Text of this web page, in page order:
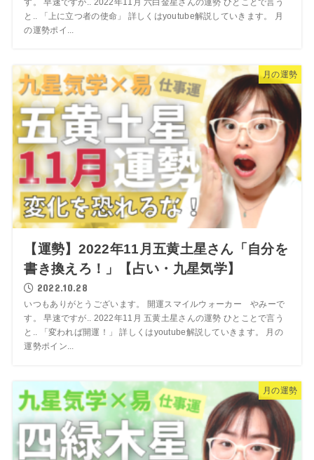
す。 早速ですが.. 2022年11月 六白金星さんの運勢 ひとことで言う
と.. 「上に立つ者の使命」 詳しくはyoutube解説していきます。 月
の運勢ポイ...
月の運勢
【運勢】2022年11月五黄土星さん「自分を
書き換えろ！」【占い・九星気学】
2022.10.28
いつもありがとうございます。 開運スマイルウォーカー やみーで
す。 早速ですが.. 2022年11月 五黄土星さんの運勢 ひとことで言う
と.. 「変われば開運！」 詳しくはyoutube解説していきます。 月の
運勢ポイン...
月の運勢